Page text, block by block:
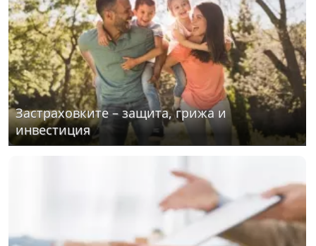
Застраховките – защита, грижа и
инвестиция